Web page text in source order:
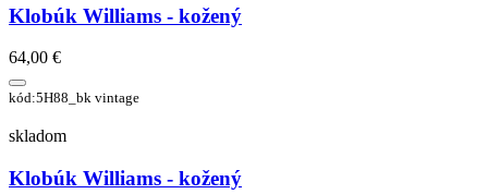
Klobúk Williams - kožený
64,00 €
kód:5H88_bk vintage
skladom
Klobúk Williams - kožený